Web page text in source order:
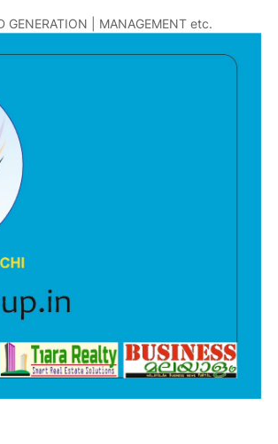
GENERATION | MANAGEMENT etc.